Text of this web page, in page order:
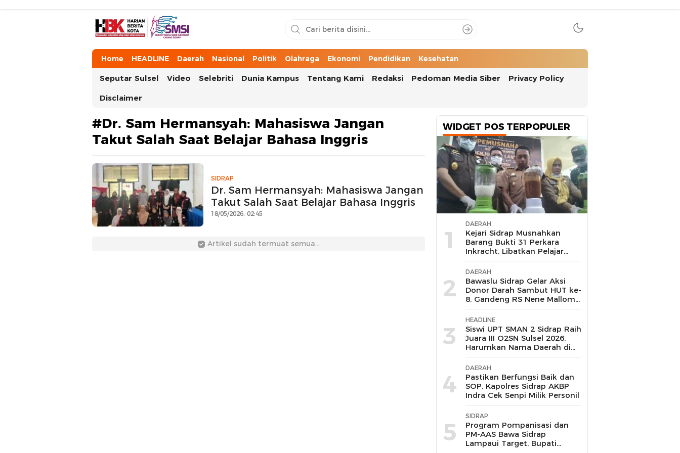
HarianBeritaKota
Mengabarkan Setiap Detil, Sudut, dan Cerita Kota
Home HEADLINE Daerah Nasional Politik Olahraga Ekonomi Pendidikan Kesehatan
Seputar Sulsel Video Selebriti Dunia Kampus Tentang Kami Redaksi Pedoman Media Siber Privacy Policy
Disclaimer
#Dr. Sam Hermansyah: Mahasiswa Jangan
Takut Salah Saat Belajar Bahasa Inggris
SIDRAP
Dr. Sam Hermansyah: Mahasiswa Jangan
Takut Salah Saat Belajar Bahasa Inggris
18/05/2026, 02:45
Artikel sudah termuat semua...
WIDGET POS TERPOPULER
1
DAERAH
Kejari Sidrap Musnahkan
Barang Bukti 31 Perkara
Inkracht, Libatkan Pelajar
untuk Edukasi Bahaya
Narkoba
2
DAERAH
Bawaslu Sidrap Gelar Aksi
Donor Darah Sambut HUT ke-
8, Gandeng RS Nene Mallomo
dan Polres
3
HEADLINE
Siswi UPT SMAN 2 Sidrap Raih
Juara III O2SN Sulsel 2026,
Harumkan Nama Daerah di
Cabang Renang
4
DAERAH
Pastikan Berfungsi Baik dan
SOP, Kapolres Sidrap AKBP
Indra Cek Senpi Milik Personil
5
SIDRAP
Program Pompanisasi dan
PM-AAS Bawa Sidrap
Lampaui Target, Bupati